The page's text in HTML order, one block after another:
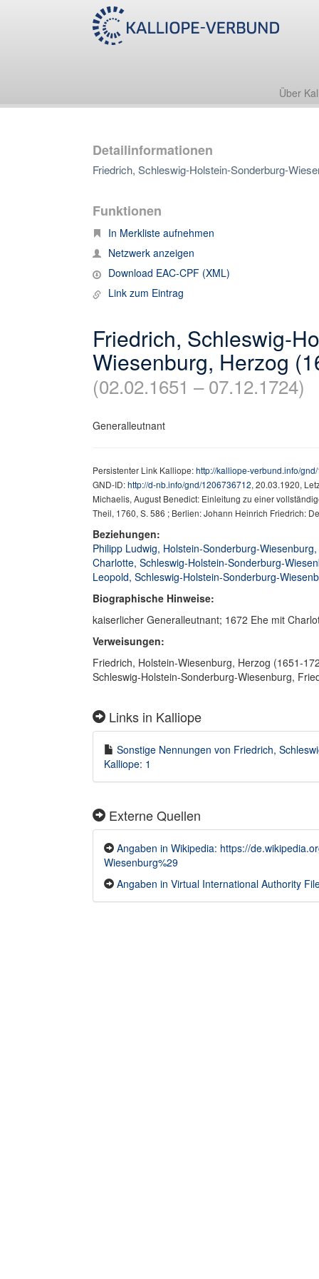
Über
Detailinformationen
Friedrich, Schleswig-Holstein-Sonderburg-
Funktionen
In Merkliste aufnehmen
Netzwerk anzeigen
Download EAC-CPF (XML)
Link zum Eintrag
Friedrich, Schleswig-
Wiesenburg, Herzog
(02.02.1651 – 07.12.1724)
Generalleutnant
Persistenter Link Kalliope:http://kalliope-verbund.info/
GND-ID:http://d-nb.info/gnd/1206736712, 20.03.1920,
Michaelis, August Benedict: Einleitung zu einer
Theil, 1760, S. 586 ; Berlien: Johann Heinrich Friedrich:
Beziehungen:
Philipp Ludwig, Holstein-Sonderburg-
Charlotte, Schleswig-Holstein-Sonderburg-
Leopold, Schleswig-Holstein-Sonderburg-
Biographische Hinweise:
kaiserlicher Generalleutnant; 1672 Ehe mit
Verweisungen:
Friedrich, Holstein-Wiesenburg, Herzog (1651-
Schleswig-Holstein-Sonderburg-Wiesenburg,
Links in Kalliope
Sonstige Nennungen von Friedrich,
Kalliope: 1
Externe Quellen
Angaben in Wikipedia: https://
Wiesenburg%29
Angaben in Virtual International Authority